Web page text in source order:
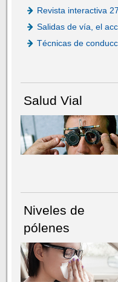
Revista interactiva
Salidas de vía, el
Técnicas de
Salud Vial
Niveles de
pólenes